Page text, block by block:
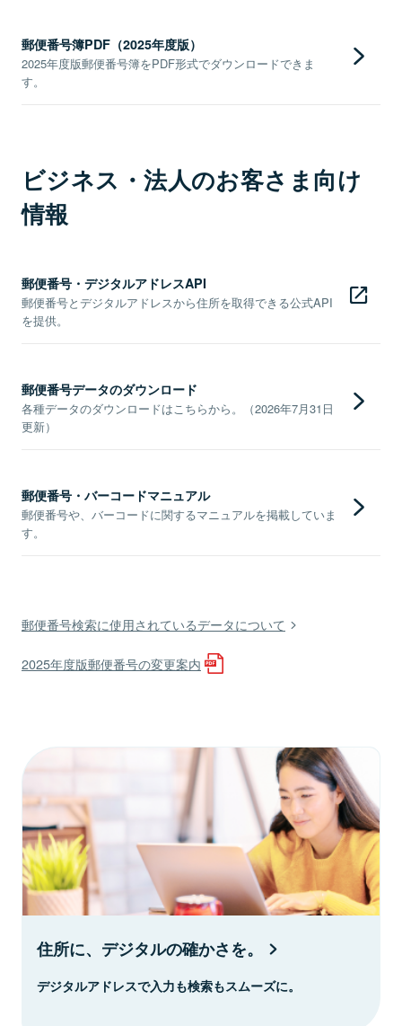
郵便番号簿PDF（2025年度版）
2025年度版郵便番号簿をPDF形式でダウンロードできま
す。
ビジネス・法人のお客さま向け
情報
郵便番号・デジタルアドレスAPI
郵便番号とデジタルアドレスから住所を取得できる公式API
を提供。
郵便番号データのダウンロード
各種データのダウンロードはこちらから。（2026年7月31日
更新）
郵便番号・バーコードマニュアル
郵便番号や、バーコードに関するマニュアルを掲載していま
す。
郵便番号検索に使用されているデータについて
2025年度版郵便番号の変更案内
住所に、デジタルの確かさを。
デジタルアドレスで入力も検索もスムーズに。